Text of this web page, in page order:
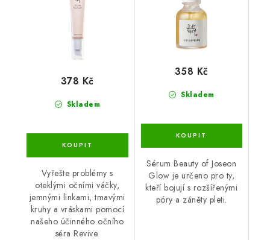
Skladem
378 Kč
Vyřešte problémy s
oteklými očními váčky,
jemnými linkami, tmavými
kruhy a vráskami pomocí
našeho účinného očního
séra Revive.
Skladem
358 Kč
Sérum Beauty of Joseon
Glow je určeno pro ty,
kteří bojují s rozšířenými
póry a záněty pleti.